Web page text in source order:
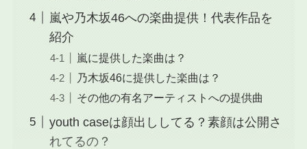
嵐や乃木坂46への楽曲提供！代表作品を
紹介
嵐に提供した楽曲は？
乃木坂46に提供した楽曲は？
その他の有名アーティストへの提供曲
youth caseは顔出ししてる？素顔は公開さ
れてるの？